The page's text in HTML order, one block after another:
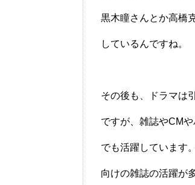
黒木瞳さんとか高橋
しているんですね。
その後も、ドラマは
ですが、雑誌やCMや
でも活躍しています
向けの雑誌の活躍が